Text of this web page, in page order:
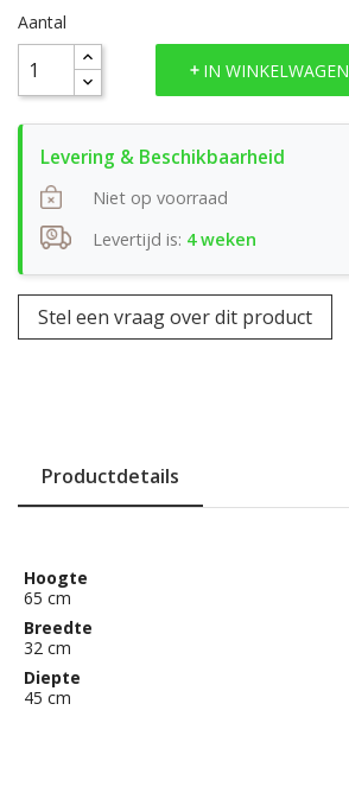
Aantal
IN WINKELWAGEN
Niet op voorraad
Levertijd is: 4 weken
Stel een vraag over dit product
Productdetails
Hoogte
65 cm
Breedte
32 cm
Diepte
45 cm